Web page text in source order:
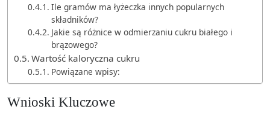
Ile gramów ma łyżeczka innych popularnych
składników?
Jakie są różnice w odmierzaniu cukru białego i
brązowego?
Wartość kaloryczna cukru
Powiązane wpisy:
Wnioski Kluczowe